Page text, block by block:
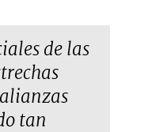
de las
tan